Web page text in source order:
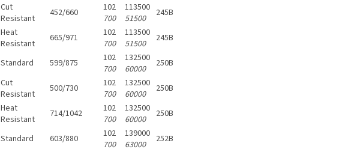
Cut
Resistant
452/660
102
700
113500
51500
245B
Heat
Resistant
665/971
102
700
113500
51500
245B
Standard 599/875
102
700
132500
60000
250B
Cut
Resistant
500/730
102
700
132500
60000
250B
Heat
Resistant
714/1042
102
700
132500
60000
250B
Standard 603/880
102
700
139000
63000
252B